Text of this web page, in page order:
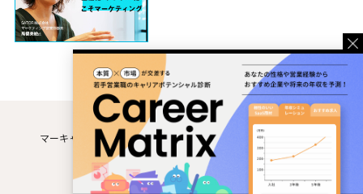
マーキャリMEDIAとは 運営企業 利用規約
個人情報保護方針
お問い合わせ
© MM Souken Co., Ltd.